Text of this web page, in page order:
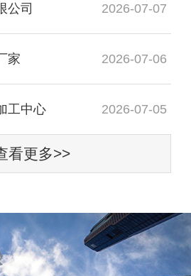
公司 2026-07-07
家 2026-07-06
工中心 2026-07-05
看更多>>